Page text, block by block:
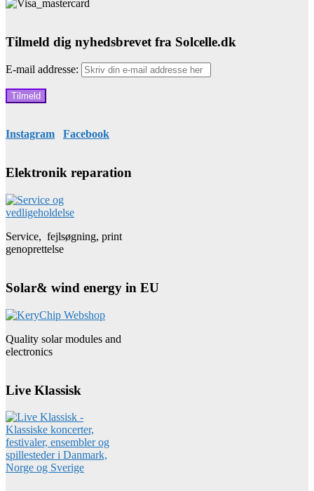
Tilmeld dig nyhedsbrevet fra Solcelle.dk
E-mail addresse:
Instagram Facebook
Elektronik reparation
Service, fejlsøgning, print
genoprettelse
Solar& wind energy in EU
Quality solar modules and
electronics
Live Klassisk